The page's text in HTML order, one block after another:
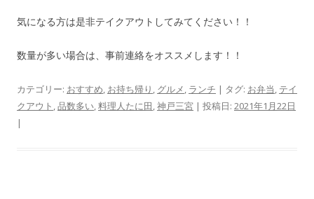
気になる方は是非テイクアウトしてみてください！！
数量が多い場合は、事前連絡をオススメします！！
カテゴリー: おすすめ, お持ち帰り , グルメ, ランチ | タグ: お弁当, テイ
クアウト ,品数多い,料理人たに田,神戸三宮 | 投稿日: 2021年1月22日
|